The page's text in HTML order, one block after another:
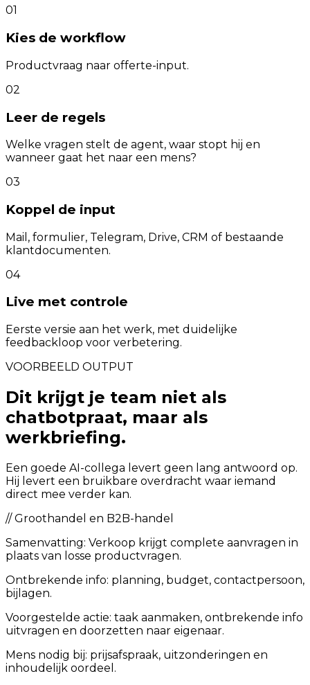
01
Kies de workflow
Productvraag naar offerte-input.
02
Leer de regels
Welke vragen stelt de agent, waar stopt hij en
wanneer gaat het naar een mens?
03
Koppel de input
Mail, formulier, Telegram, Drive, CRM of bestaande
klantdocumenten.
04
Live met controle
Eerste versie aan het werk, met duidelijke
feedbackloop voor verbetering.
VOORBEELD OUTPUT
Dit krijgt je team niet als
chatbotpraat, maar als
werkbriefing.
Een goede AI-collega levert geen lang antwoord op.
Hij levert een bruikbare overdracht waar iemand
direct mee verder kan.
// Groothandel en B2B-handel
Samenvatting: Verkoop krijgt complete aanvragen in
plaats van losse productvragen.
Ontbrekende info: planning, budget, contactpersoon,
bijlagen.
Voorgestelde actie: taak aanmaken, ontbrekende info
uitvragen en doorzetten naar eigenaar.
Mens nodig bij: prijsafspraak, uitzonderingen en
inhoudelijk oordeel.